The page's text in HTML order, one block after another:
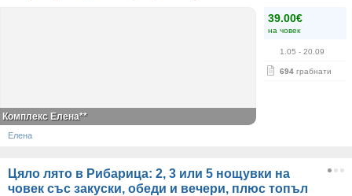
39.00€
на човек
1.05 - 20.09
694 грабнати
Комплекс Елена**
Елена
Цяло лято в Рибарица: 2, 3 или 5 нощувки на
човек със закуски, обеди и вечери, плюс топъл